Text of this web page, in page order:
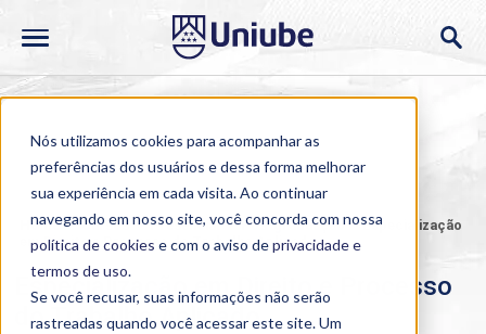
Nós utilizamos cookies para acompanhar as
preferências dos usuários e dessa forma melhorar
sua experiência em cada visita. Ao continuar
navegando em nosso site, você concorda com nossa
política de cookies e com o aviso deprivacidade e
termos de uso.
Se você recusar, suas informações não serão
rastreadas quando você acessar este site. Um
Home > Cursos > Presencial > Pós-graduação >Especialização
em Direito e Processo do Trabalho Aplicado
Especialização em Direito e Processo
do Trabalho Aplicado